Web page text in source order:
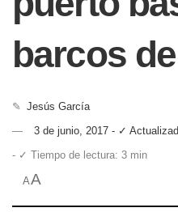
barcos
✎ Jesús García
3 de junio, 2017 - ✓
- ✓ Tiempo de lectura: 3 min
AA